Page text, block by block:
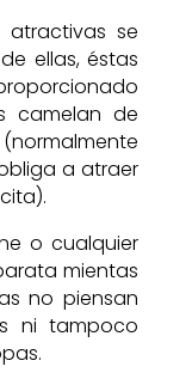
atractivas se
ellas, éstas
camelan de
a atraer
o cualquier
mientas
no piensan
ni tampoco